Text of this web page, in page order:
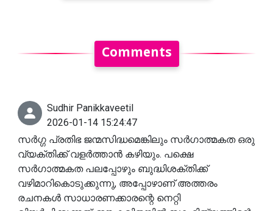
Comments
Sudhir Panikkaveetil
2026-01-14 15:24:47
സർഗ്ഗ പ്രതിഭ ജന്മസിദ്ധമെങ്കിലും സർഗാത്മകത ഒരു
വ്യക്തിക്ക് വളർത്താൻ കഴിയും. പക്ഷെ
സർഗാത്മകത പലപ്പോഴും ബുദ്ധിശക്തിക്ക്
വഴിമാറികൊടുക്കുന്നു, അപ്പോഴാണ് അത്തരം
രചനകൾ സാധാരണക്കാരന്റെ നെറ്റി